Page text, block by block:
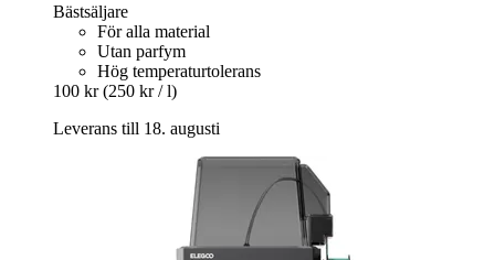
Bästsäljare
För alla material
Utan parfym
Hög temperaturtolerans
100 kr (250 kr / l)
Leverans till 18. augusti